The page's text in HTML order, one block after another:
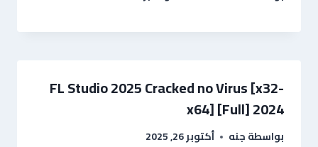
FL Studio 2025 Cracked no Virus [x32-
x64] [Full] 2024
بواسطةجنه أكتوبر 26, 2025